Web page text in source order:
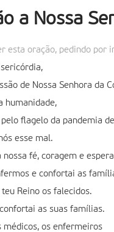
a Nossa
esta oração, pedindo por
de Nossa Senhora da
humanidade,
flagelo da pandemia
esse mal.
nossa fé, coragem e
e confortai as
teu Reino os falecidos.
as suas famílias.
médicos, os enfermeiros